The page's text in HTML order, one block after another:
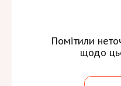
Помітили
щодо